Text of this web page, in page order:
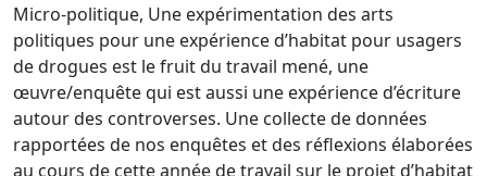
Micro-politique, Une expérimentation des arts
politiques pour une expérience d’habitat pour usagers
de drogues est le fruit du travail mené, une
œuvre/enquête qui est aussi une expérience d’écriture
autour des controverses. Une collecte de données
rapportées de nos enquêtes et des réflexions élaborées
au cours de cette année de travail sur le projet d’habitat